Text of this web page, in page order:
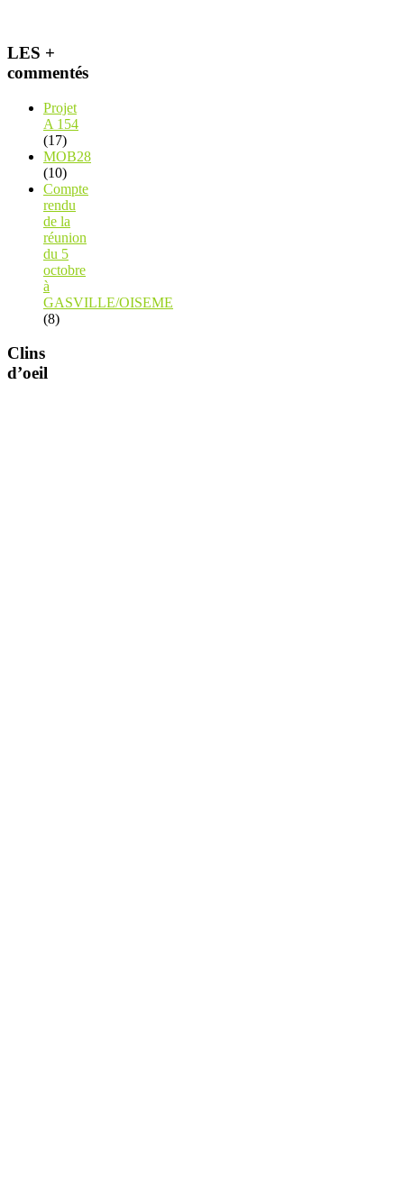
LES +
commentés
Projet
A 154
(17)
MOB28
(10)
Compte
rendu
de la
réunion
du 5
octobre
à
GASVILLE/OISEME
(8)
Clins
d’oeil